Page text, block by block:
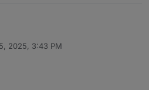
das Auto per PV lädt.
2025, 3:43 PM